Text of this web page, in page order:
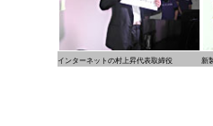
インターネットの村上昇代表取締役 新